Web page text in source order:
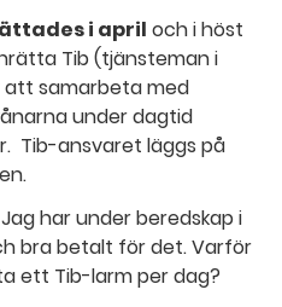
i april och i höst
Tib (tjänsteman i
att samarbeta med
under dagtid
Tib-ansvaret läggs på
har under beredskap i
bra betalt för det. Varför
ett Tib-larm per dag?